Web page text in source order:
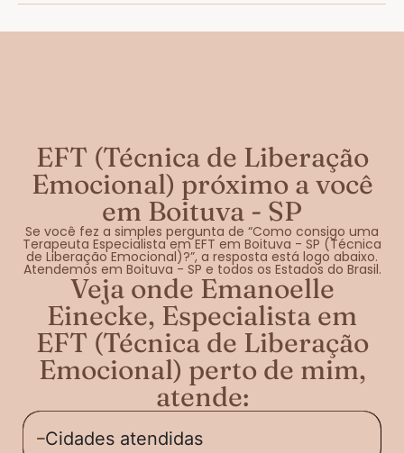
EFT (Técnica de Liberação
Emocional) próximo a você
em Boituva - SP
Se você fez a simples pergunta de “Como consigo uma
Terapeuta Especialista em EFT em Boituva - SP (Técnica
de Liberação Emocional)?”, a resposta está logo abaixo.
Atendemos em Boituva - SP e todos os Estados do Brasil.
Veja onde Emanoelle
Einecke, Especialista em
EFT (Técnica de Liberação
Emocional) perto de mim,
atende:
Cidades atendidas